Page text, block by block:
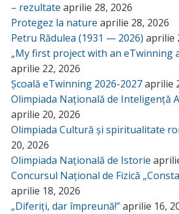
– rezultate aprilie 28, 2026
Protegez la nature aprilie 28, 2026
Petru Rădulea (1931 — 2026) aprilie
„My first project with an eTwinning
aprilie 22, 2026
Școală eTwinning 2026-2027aprilie
Olimpiada Națională de Inteligență
aprilie 20, 2026
Olimpiada Cultură și spiritualitate
20, 2026
Olimpiada Națională de Istorie
Concursul Național de Fizică
aprilie 18, 2026
„Diferiți, dar împreună!”aprilie 16,